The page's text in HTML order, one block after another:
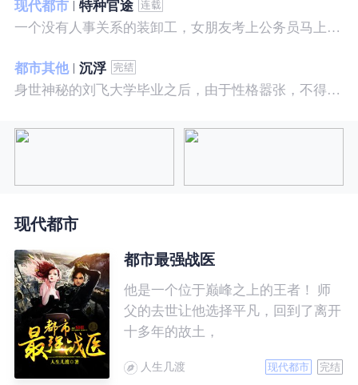
现代都市
特种官途
一个没有人事关系的装卸工，女朋友考上公务员马上抛弃了他，却是没有想到他也考上了公务员，奇迹般成为高官……
都市其他
沉浮
身世神秘的刘飞大学毕业之后，由于性格嚣张，不得不一而再再而三的面临着重重危机，受到了来自各方面的全方位打压
现代都市
都市最强战医
他是一个位于巅峰之上的王者！ 师
父的去世让他选择平凡，回到了离开
十多年的故土，
人生几渡 现代都市 完结